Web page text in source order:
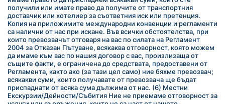
получили или имате право да получите от транспортния
доставчик или хотелиер за съответния иск или претенция.
Копия на приложимите международни конвенции и регламенти
са налични от нас при искане. Във всички обстоятелства, при
които превозвачът отговаря на вас по силата на Регламент
2004 за Отказан Пътуване, всякаква отговорност, която можем
да имаме към вас по нашия договор с вас, произлизаща от
същите факти, е ограничена до средствата, предоставени от
Регламента, както ако (за тази цел само) ние бяхме превозвач;
всякакви суми, които получавате от превозвача ще бъдат
приспаднати от всяка сума дължима от нас. (6) Местни
Екскурзии/Дейности/Събития Ние не приемаме отговорност за